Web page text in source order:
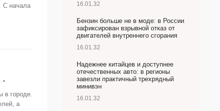
С начала
-
в городе.
а
16.01.32
Бензин больше не в моде: в России
зафиксирован взрывной отказ от
двигателей внутреннего сгорания
16.01.32
Надежнее китайцев и доступнее
отечественных авто: в регионы
завезли практичный трехрядный
минивэн
16.01.32